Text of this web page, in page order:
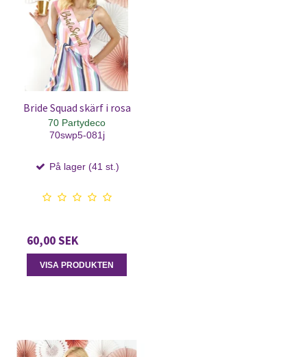
Bride Squad skärf i rosa
70 Partydeco
70swp5-081j
På lager (41 st.)
60,00 SEK
VISA PRODUKTEN